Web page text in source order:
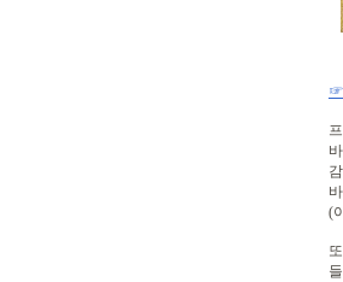
☞
(